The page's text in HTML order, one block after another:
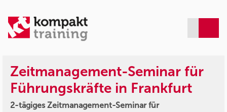
Zeitmanagement-Seminar für
Führungskräfte in Frankfurt
2-tägiges Zeitmanagement-Seminar für